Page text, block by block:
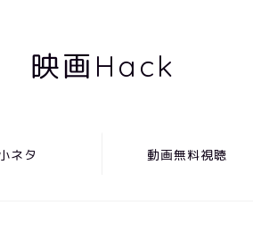
映画Hack
ネタ 動画無料視聴